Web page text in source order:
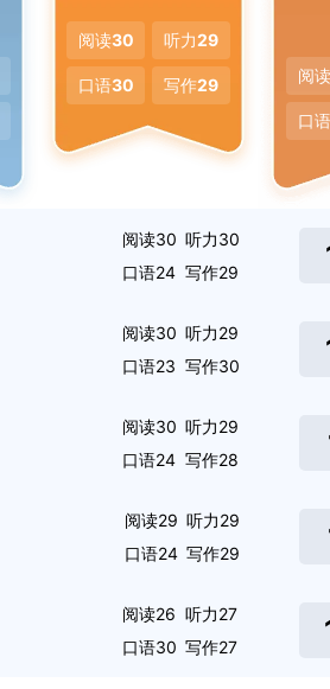
阅读30 听力29
口语30 写作29 阅读
口语
阅读30 听力30
口语24 写作29
阅读30 听力29
口语23 写作30
阅读30 听力29
口语24 写作28
阅读29 听力29
口语24 写作29
阅读26 听力27
口语30 写作27